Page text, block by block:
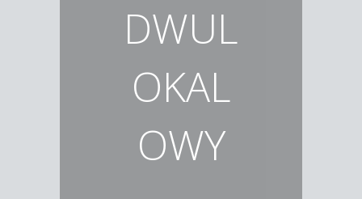
DWUL
OKAL
OWY